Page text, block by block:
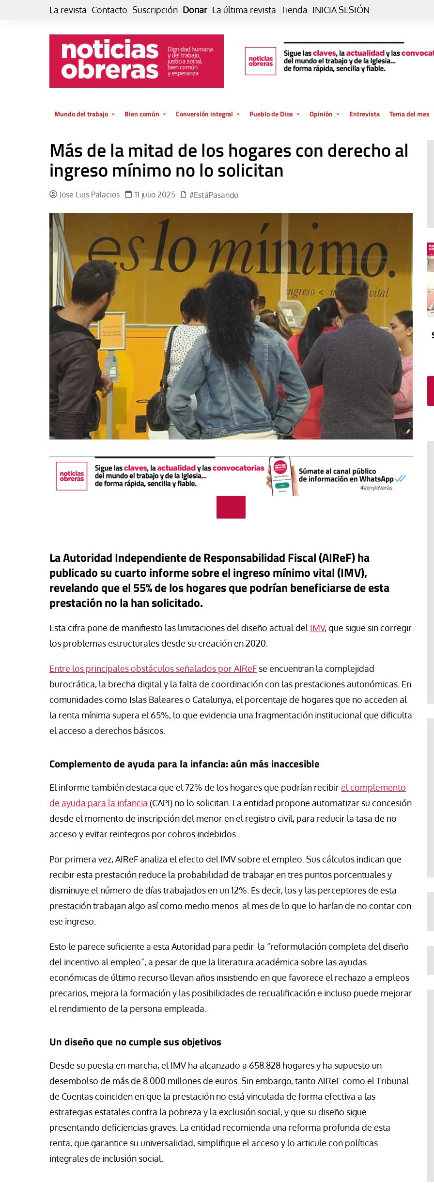
La revista Contacto Suscripción Donar La última revista Tienda INICIA SESIÓN
Mundo del trabajo
El trabajo es para la vida
GlobalizAcción
MMTC
Laboral
La mundialización
El amor en el mundo
Los empobrecidos por el
mundo
Radio — Mundo obrero hoy
Vidas precarias
Bien común
Economía
Conversión integral
de vida… es posible
El cuidado de la creación
Experiencia
Cultura
Libro
Dos minutos
Aplicaciones
Poesía
Relato
Pueblo de Dios
La oración de cada día
Vaticano
In memoriam
Opinión
Blog De paso…
Blog Sembrando sueños,
recogiendo humanidad
Blog Mensajes guardados
La columna
Entrevista Tema del mes
Más de la mitad de los hogares con derecho al
ingreso mínimo no lo solicitan
Jose Luis Palacios 11 julio 2025 #EstáPasando
La Autoridad Independiente de Responsabilidad Fiscal (AIReF) ha
publicado su cuarto informe sobre el ingreso mínimo vital (IMV),
revelando que el 55% de los hogares que podrían beneficiarse de esta
prestación no la han solicitado.
Esta cifra pone de manifiesto las limitaciones del diseño actual del IMV, que sigue sin corregir
los problemas estructurales desde su creación en 2020.
Entre los principales obstáculos señalados por AIReF se encuentran la complejidad
burocrática, la brecha digital y la falta de coordinación con las prestaciones autonómicas. En
comunidades como Islas Baleares o Catalunya, el porcentaje de hogares que no acceden al
la renta mínima supera el 65%, lo que evidencia una fragmentación institucional que dificulta
el acceso a derechos básicos.
Complemento de ayuda para la infancia: aún más inaccesible
El informe también destaca que el 72% de los hogares que podrían recibirel complemento
de ayuda para la infancia (CAPI) no lo solicitan. La entidad propone automatizar su concesión
desde el momento de inscripción del menor en el registro civil, para reducir la tasa de no
acceso y evitar reintegros por cobros indebidos.
Por primera vez, AIReF analiza el efecto del IMV sobre el empleo. Sus cálculos indican que
recibir esta prestación reduce la probabilidad de trabajar en tres puntos porcentuales y
disminuye el número de días trabajados en un 12%. Es decir, los y las perceptores de esta
prestación trabajan algo así como medio menos al mes de lo que lo harían de no contar con
ese ingreso.
Esto le parece suficiente a esta Autoridad para pedir la “reformulación completa del diseño
del incentivo al empleo”, a pesar de que la literatura académica sobre las ayudas
económicas de último recurso llevan años insistiendo en que favorece el rechazo a empleos
precarios, mejora la formación y las posibilidades de recualificación e incluso puede mejorar
el rendimiento de la persona empleada.
Un diseño que no cumple sus objetivos
Desde su puesta en marcha, el IMV ha alcanzado a 658.828 hogares y ha supuesto un
desembolso de más de 8.000 millones de euros. Sin embargo, tanto AIReF como el Tribunal
de Cuentas coinciden en que la prestación no está vinculada de forma efectiva a las
estrategias estatales contra la pobreza y la exclusión social, y que su diseño sigue
presentando deficiencias graves. La entidad recomienda una reforma profunda de esta
renta, que garantice su universalidad, simplifique el acceso y lo articule con políticas
integrales de inclusión social.
de los 30 minutos: España
pueblo con todos los León XIV anima a ser “artífices de
paz”
Potencia transformadora de la